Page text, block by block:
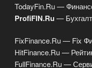
TodayFin.Ru —
ProfiFIN.Ru —
FixFinance.Ru — Fix
HitFinance.Ru —
FullFinance.Ru —